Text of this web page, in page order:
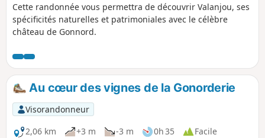
Cette randonnée vous permettra de découvrir Valanjou, ses
spécificités naturelles et patrimoniales avec le célèbre
château de Gonnord.
Au cœur des vignes de la Gonorderie
Visorandonneur
2,06 km
+3 m -3 m 0h 35
Facile